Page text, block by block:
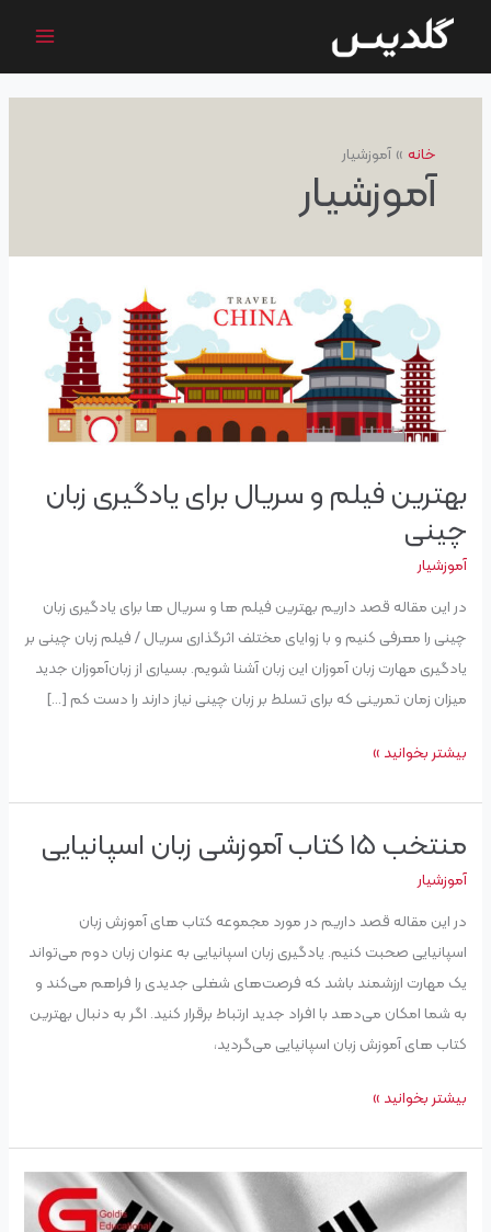
محتوا
خانه آموزشیار
آموزشیار
بهترین فیلم و سریال برای یادگیری زبان
چینی
آموزشیار
در این مقاله قصد داریم بهترین فیلم ها و سریال ها برای یادگیری زبان
چینی را معرفی کنیم و با زوایای مختلف اثرگذاری سریال / فیلم زبان چینی بر
یادگیری مهارت زبان آموزان این زبان آشنا شویم. بسیاری از زبان‌آموزان جدید
میزان زمان تمرینی که برای تسلط بر زبان چینی نیاز دارند را دست کم […]
فیلم
سریال
یادگیری
چینی
بیشتر بخوانید »
منتخب ۱۵ کتاب آموزشی زبان اسپانیایی
آموزشیار
در این مقاله قصد داریم در مورد مجموعه کتاب های آموزش زبان
اسپانیایی صحبت کنیم. یادگیری زبان اسپانیایی به عنوان زبان دوم می‌تواند
یک مهارت ارزشمند باشد که فرصت‌های شغلی جدیدی را فراهم می‌کند و
به شما امکان می‌دهد با افراد جدید ارتباط برقرار کنید. اگر به دنبال بهترین
کتاب های آموزش زبان اسپانیایی می‌گردید،
منتخب
۱۵
آموزشی
زبان
اسپانیایی
بیشتر بخوانید »
بهترین
اپلیکیشن